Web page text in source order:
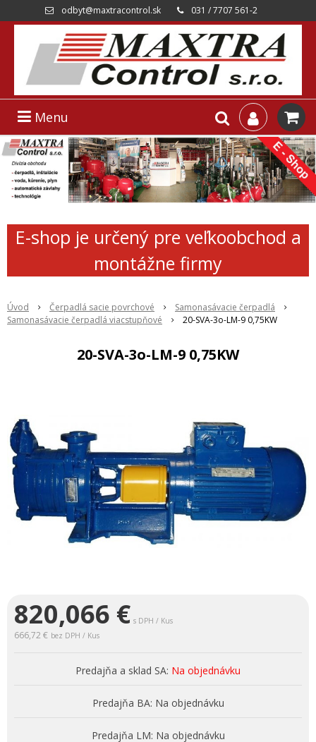
odbyt@maxtracontrol.sk 031 / 7707 561-2
Menu
E-shop je určený pre veľkoobchod a
montážne firmy
Úvod Čerpadlá sacie povrchové
Samonasávacie čerpadlá
Samonasávacie čerpadlá viacstupňové
20-SVA-3o-LM-9 0,75KW
20-SVA-3o-LM-9 0,75KW
820,066 € s DPH / Kus
666,72 € bez DPH / Kus
Predajňa a sklad SA: Na objednávku
Predajňa BA: Na objednávku
Predajňa LM: Na objednávku